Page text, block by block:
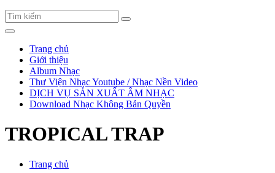
Trang chủ
Giới thiệu
Album Nhạc
Thư Viện Nhạc Youtube / Nhạc Nền Video
DỊCH VỤ SẢN XUẤT ÂM NHẠC
Download Nhạc Không Bản Quyền
TROPICAL TRAP
Trang chủ